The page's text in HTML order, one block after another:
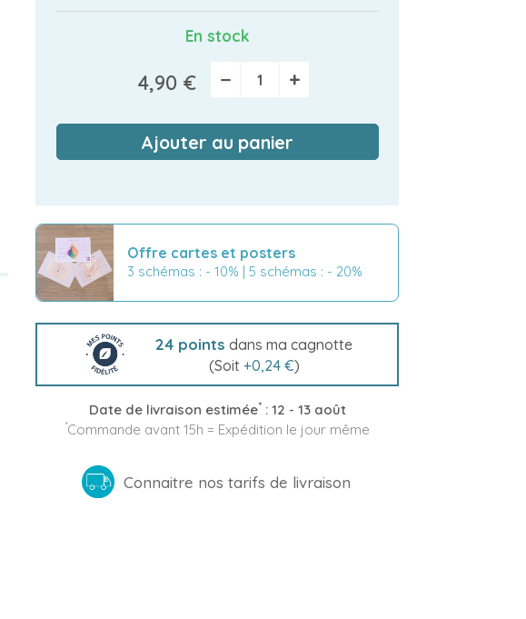
En stock
4,90 € − +
Ajouter au panier
Offre cartes et posters
3 schémas : - 10% | 5 schémas : - 20%
24 points dans ma cagnotte
(Soit +0,24 €)
Date de livraison estimée*: 12 - 13 août
*Commande avant 15h = Expédition le jour même
Connaitre nos tarifs de livraison